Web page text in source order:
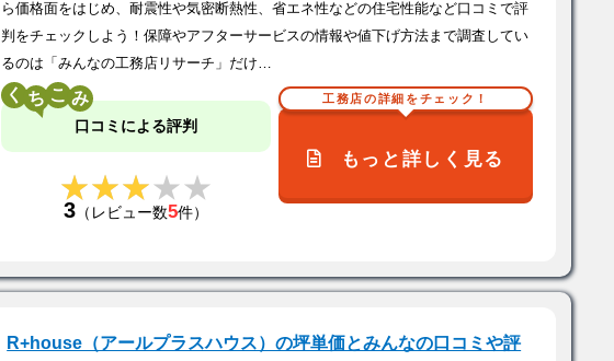
ら価格面をはじめ、耐震性や気密断熱性、省エネ性などの住宅性能など口コミで評
判をチェックしよう！保障やアフターサービスの情報や値下げ方法まで調査してい
るのは「みんなの工務店リサーチ」だけ…
く こ
口コミによる評判
★★★★★
★★★★★
3 （レビュー数5件）
工務店の詳細をチェック！
もっと詳しく見る
R+house（アールプラスハウス）の坪単価とみんなの口コミや評